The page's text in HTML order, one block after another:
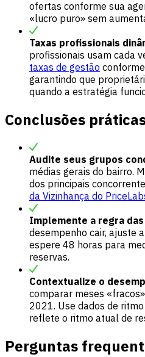
ofertas conforme sua
«lucro puro» sem
Taxas profissionais
profissionais usam cada
taxas de gestão
garantindo que
quando a estratégia
Conclusões
Audite seus grupos
médias gerais do bairro.
dos principais
da Vizinhança do
Implemente a regra
desempenho cair, ajuste
espere 48 horas para
reservas.
Contextualize o
comparar meses
2021. Use dados de
reflete o ritmo atual de
Perguntas